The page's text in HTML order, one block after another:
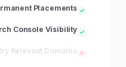
Placements
Console Visibility
Relevant Domains